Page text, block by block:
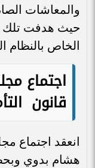
حيث هدفت تلك
الخاص بالنظام
اجتماع
قانون
انعقد اجتماع
هشام بدوي